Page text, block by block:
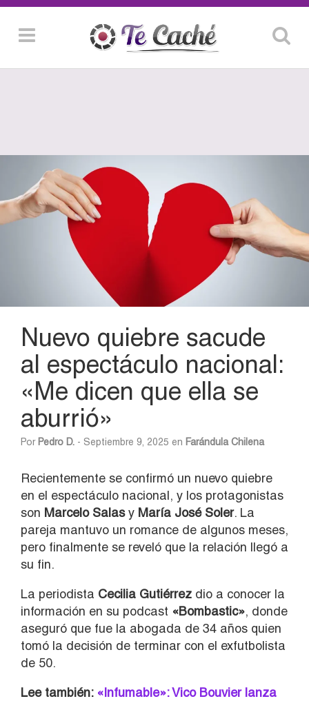
Nuevo quiebre sacude
al espectáculo nacional:
«Me dicen que ella se
aburrió»
Por Pedro D. - Septiembre 9, 2025 en Farándula Chilena
Recientemente se confirmó un nuevo quiebre
en el espectáculo nacional, y los protagonistas
son Marcelo Salasy María José Soler. La
pareja mantuvo un romance de algunos meses,
pero finalmente se reveló que la relación llegó a
su fin.
La periodista Cecilia Gutiérrez dio a conocer la
información en su podcast «Bombastic», donde
aseguró que fue la abogada de 34 años quien
tomó la decisión de terminar con el exfutbolista
de 50.
Lee también: «Infumable»: Vico Bouvier lanza